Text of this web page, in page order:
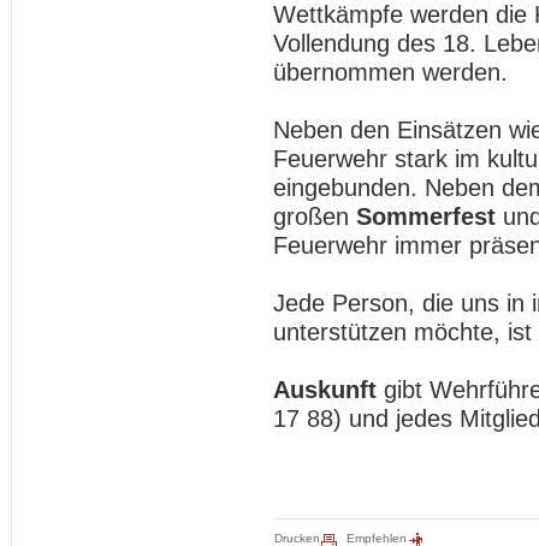
Wettkämpfe werden die
Vollendung des 18.
übernommen werden.
Neben den Einsätzen
Feuerwehr stark im
eingebunden. Neben
großen Sommerfest
Feuerwehr immer
Jede Person, die uns in
unterstützen möchte,
Auskunft gibt
17 88) und jedes
Drucken Empfehlen